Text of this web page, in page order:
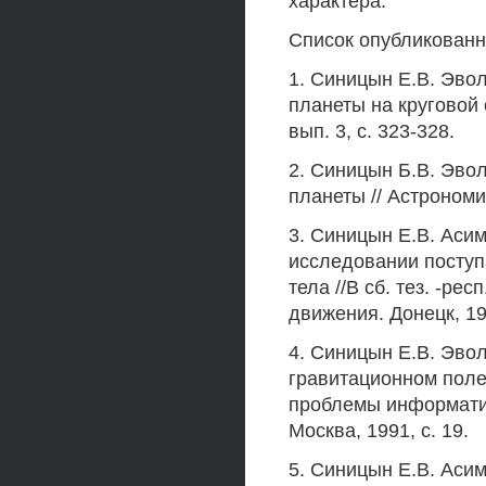
Список
1. Синицын Е.В.
планеты на
вып. 3, с. 323-328.
2. Синицын Б.В.
планеты //
3. Синицын Е.В.
исследовании
тела //В сб. тез. -
движения. Донецк,
4. Синицын Е.В.
гравитационном
проблемы
Москва, 1991, с. 19.
5. Синицын Е.В.